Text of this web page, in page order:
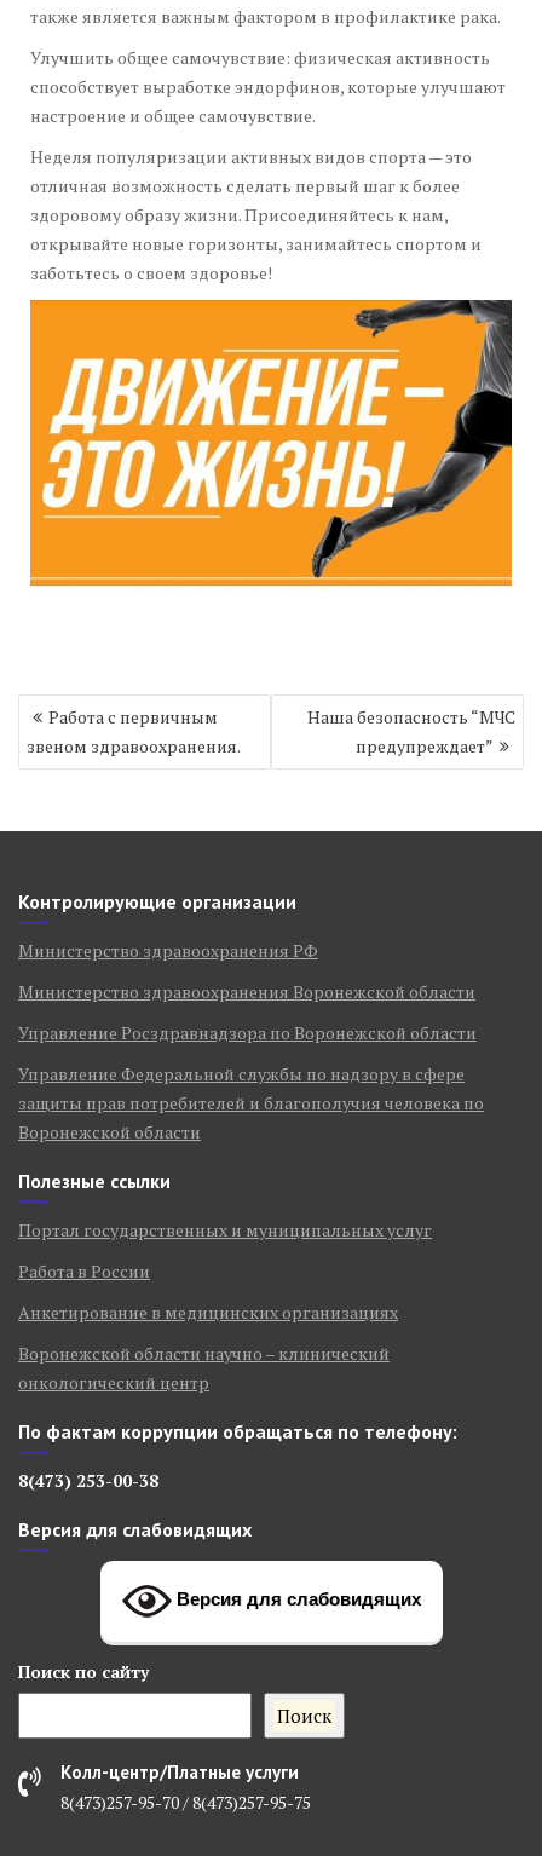
также является важным фактором в профилактике рака.
Улучшить общее самочувствие: физическая активность
способствует выработке эндорфинов, которые улучшают
настроение и общее самочувствие.
Неделя популяризации активных видов спорта — это
отличная возможность сделать первый шаг к более
здоровому образу жизни. Присоединяйтесь к нам,
открывайте новые горизонты, занимайтесь спортом и
заботьтесь о своем здоровье!
Навигация
по
записям
Работа с первичным
звеном здравоохранения.
Наша безопасность “МЧС
предупреждает”
Контролирующие организации
Министерство здравоохранения РФ
Министерство здравоохранения Воронежской области
Управление Росздравнадзора по Воронежской области
Управление Федеральной службы по надзору в сфере
защиты прав потребителей и благополучия человека по
Воронежской области
Полезные ссылки
Портал государственных и муниципальных услуг
Работа в России
Анкетирование в медицинских организациях
Воронежской области научно – клинический
онкологический центр
По фактам коррупции обращаться по телефону:
8(473) 253-00-38
Версия для слабовидящих
Версия для слабовидящих
Поиск по сайту
Поиск
Колл-центр/Платные услуги
8(473)257-95-70 / 8(473)257-95-75